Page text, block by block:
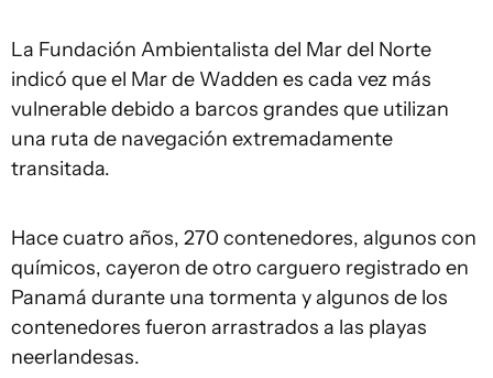
La Fundación Ambientalista del Mar del Norte
indicó que el Mar de Wadden es cada vez más
vulnerable debido a barcos grandes que utilizan
una ruta de navegación extremadamente
transitada.
Hace cuatro años, 270 contenedores, algunos con
químicos, cayeron de otro carguero registrado en
Panamá durante una tormenta y algunos de los
contenedores fueron arrastrados a las playas
neerlandesas.